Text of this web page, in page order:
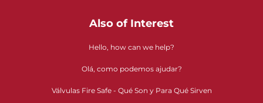
Also of Interest
Hello, how can we help?
Olá, como podemos ajudar?
Válvulas Fire Safe - Qué Son y Para Qué Sirven